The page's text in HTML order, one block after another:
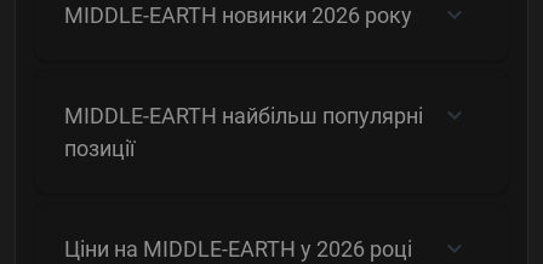
MIDDLE-EARTH новинки 2026 року
MIDDLE-EARTH найбільш популярні
позиції
Ціни на MIDDLE-EARTH у 2026 році